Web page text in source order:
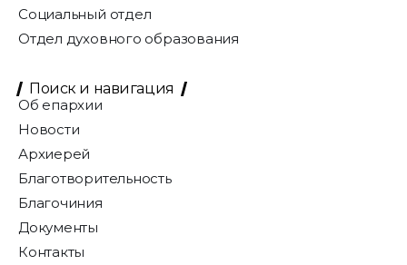
Социальный отдел
Отдел духовного образования
Поиск и навигация
Об епархии
Новости
Архиерей
Благотворительность
Благочиния
Документы
Контакты